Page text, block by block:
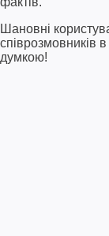
Шановні
співрозмовників
думкою!